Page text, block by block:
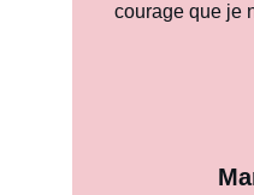
courage que je